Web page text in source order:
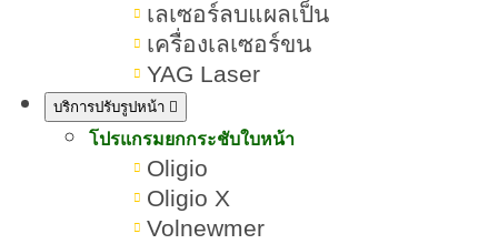
เลเซอร์ลบแผลเป็น
เครื่องเลเซอร์ขน
YAG Laser
บริการปรับรูปหน้า
โปรแกรมยกกระชับใบหน้า
Oligio
Oligio X
Volnewmer